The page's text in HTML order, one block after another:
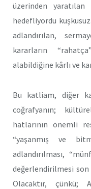
üzerinden
hedefliyordu
adlandırılan,
kararların
alabildiğine kârlı ve
Bu katliam, diğer
coğrafyanın;
hatlarının önemli
“yaşanmış ve
adlandırılması,
değerlendirilmesi son
Olacaktır, çünkü;